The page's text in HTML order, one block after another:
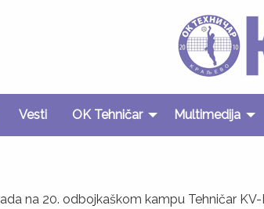
Vesti OK Tehničar Multimedija
na 20. odbojkaškom kampu Tehničar